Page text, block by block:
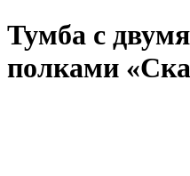
Тумба с
полками